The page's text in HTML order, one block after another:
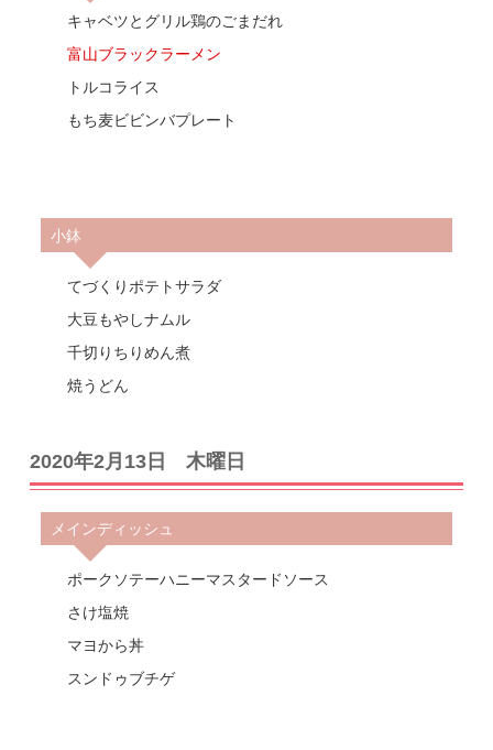
キャベツとグリル鶏のごまだれ
富山ブラックラーメン
トルコライス
もち麦ビビンバプレート
小鉢
てづくりポテトサラダ
大豆もやしナムル
千切りちりめん煮
焼うどん
2020年2月13日 木曜日
メインディッシュ
ポークソテーハニーマスタードソース
さけ塩焼
マヨから丼
スンドゥブチゲ